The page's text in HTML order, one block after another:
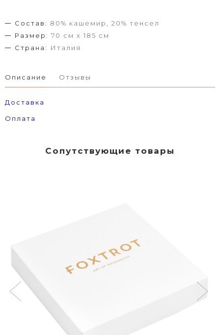
Состав: 80% кашемир, 20% тенсел
Размер: 70 см х 185 см
Страна:
Италия
Описание Отзывы
Доставка
Оплата
Сопутствующие товары